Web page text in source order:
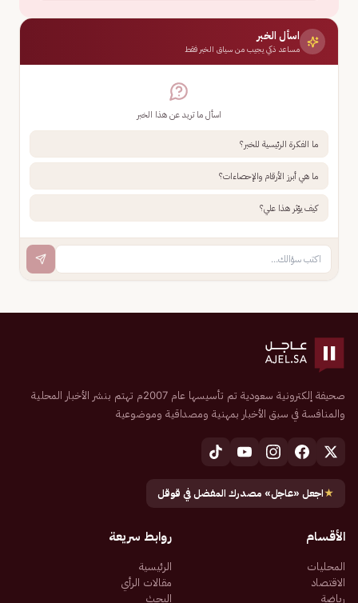
اسأل الخبر
مساعد ذكي يجيب من سياق الخبر فقط
اسأل ما تريد عن هذا الخبر
ما الفكرة الرئيسية للخبر؟
ما هي أبرز الأرقام والإحصاءات؟
كيف يؤثر هذا علي؟
صحيفة إلكترونية سعودية تم تأسيسها عام 2007م تهتم بنشر الأخبار المحلية
والمنافسة في سبق الأخبار بمهنية ومصداقية وموضوعية
★اجعل «عاجل» مصدرك المفضل في قوقل
الأقسام
المحليات
الاقتصاد
رياضة
روابط سريعة
الرئيسية
مقالات الرأي
البحث